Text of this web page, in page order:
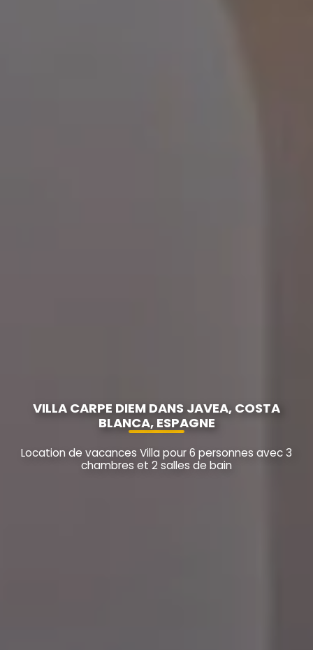
VILLA CARPE DIEM DANS JAVEA, COSTA
BLANCA, ESPAGNE
Location de vacances Villa pour 6 personnes avec 3
chambres et 2 salles de bain